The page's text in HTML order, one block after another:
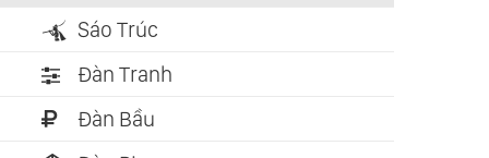
Sáo Trúc
Đàn Tranh
Đàn Bầu